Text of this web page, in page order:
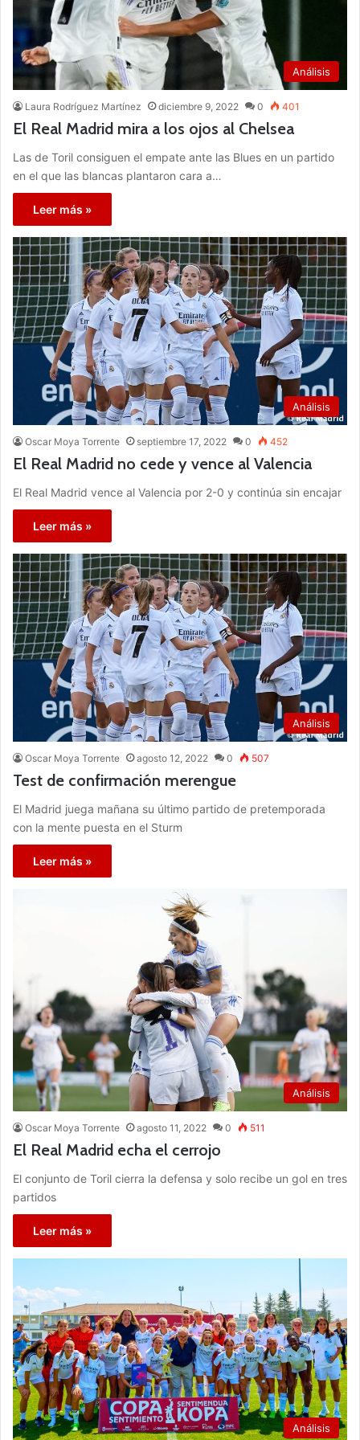
Análisis
Laura Rodríguez Martínez diciembre 9, 2022 0 401
El Real Madrid mira a los ojos al Chelsea
Las de Toril consiguen el empate ante las Blues en un partido
en el que las blancas plantaron cara a…
Leer más »
Análisis
Oscar Moya Torrente septiembre 17, 2022 0 452
El Real Madrid no cede y vence al Valencia
El Real Madrid vence al Valencia por 2-0 y continúa sin encajar
Leer más »
Análisis
Oscar Moya Torrente agosto 12, 2022 0 507
Test de confirmación merengue
El Madrid juega mañana su último partido de pretemporada
con la mente puesta en el Sturm
Leer más »
Análisis
Oscar Moya Torrente agosto 11, 2022 0 511
El Real Madrid echa el cerrojo
El conjunto de Toril cierra la defensa y solo recibe un gol en tres
partidos
Leer más »
Análisis